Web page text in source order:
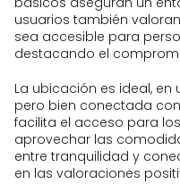
usuarios también
sea accesible para
destacando el
La ubicación es ideal,
pero bien conectada
facilita el acceso para
aprovechar las
entre tranquilidad y
en las valoraciones